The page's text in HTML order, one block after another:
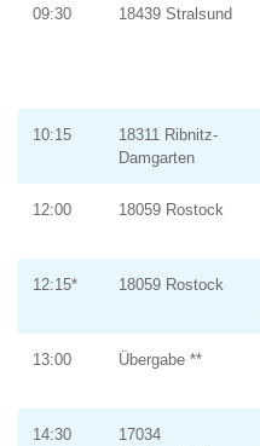
09:30 18439 Stralsund
10:15
18311 Ribnitz-
Damgarten
12:00 18059 Rostock
12:15* 18059 Rostock
13:00 Übergabe **
14:30
17034